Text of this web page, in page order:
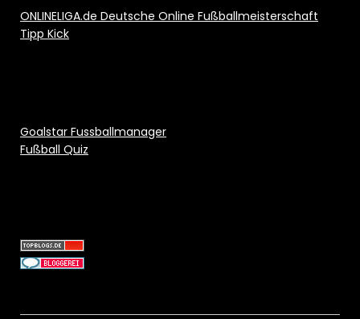
ONLINELIGA.de Deutsche Online Fußballmeisterschaft
Tipp Kick
Goalstar Fussballmanager
Fußball Quiz